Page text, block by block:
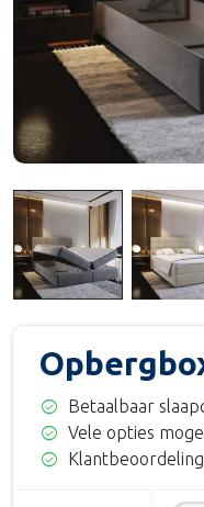
check_circle Betaalbaar
check_circle Vele opties
check_circle